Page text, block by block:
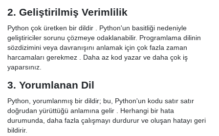
2. Geliştirilmiş Verimlilik
Python çok üretken bir dildir . Python'un basitliği nedeniyle
geliştiriciler sorunu çözmeye odaklanabilir. Programlama dilinin
sözdizimini veya davranışını anlamak için çok fazla zaman
harcamaları gerekmez . Daha az kod yazar ve daha çok iş
yaparsınız.
3. Yorumlanan Dil
Python, yorumlanmış bir dildir; bu, Python'un kodu satır satır
doğrudan yürüttüğü anlamına gelir . Herhangi bir hata
durumunda, daha fazla çalışmayı durdurur ve oluşan hatayı geri
bildirir.